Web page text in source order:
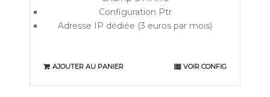
Configuration Ptr
Adresse IP dédiée (3 euros par mois)
AJOUTER AU PANIER VOIR CONFIG